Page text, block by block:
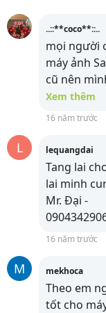
..::**coco**::..
mọi người
máy ảnh
cũ nên
Xem thêm
16 năm trước
L lequangdai
Tang lai
lai minh
Mr. Đại -
16 năm trước
M mekhoca
Theo em
tốt cho